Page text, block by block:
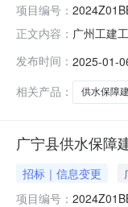
项目编号：
正文内容： 广州工建
委员会根
发布时间： 2025-01-
相关产品：
供水保障
广宁县供水保障
招标｜信息变更
项目编号：